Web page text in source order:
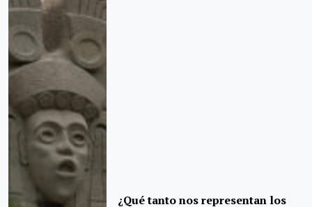
¿Qué tanto nos representan los